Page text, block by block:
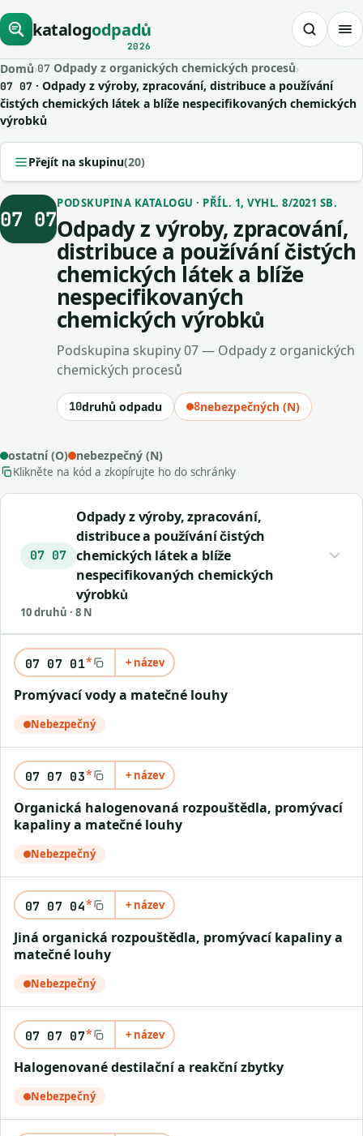
katalogodpadů
2026
Domů›07 Odpady z organických chemických procesů›
07 07 · Odpady z výroby, zpracování, distribuce a používání
čistých chemických látek a blíže nespecifikovaných chemických
výrobků
Přejít na skupinu(20)
07 07
PODSKUPINA KATALOGU · PŘÍL. 1, VYHL. 8/2021 SB.
Odpady z výroby, zpracování,
distribuce a používání čistých
chemických látek a blíže
nespecifikovaných
chemických výrobků
Podskupina skupiny 07 — Odpady z organických
chemických procesů
10druhů odpadu 8nebezpečných (N)
ostatní (O) nebezpečný (N)
Klikněte na kód a zkopírujte ho do schránky
07 07
Odpady z výroby, zpracování,
distribuce a používání čistých
chemických látek a blíže
nespecifikovaných chemických
výrobků
10 druhů · 8 N
07 07 01* + název
Promývací vody a matečné louhy
Nebezpečný
07 07 03* + název
Organická halogenovaná rozpouštědla, promývací
kapaliny a matečné louhy
Nebezpečný
07 07 04* + název
Jiná organická rozpouštědla, promývací kapaliny a
matečné louhy
Nebezpečný
07 07 07* + název
Halogenované destilační a reakční zbytky
Nebezpečný